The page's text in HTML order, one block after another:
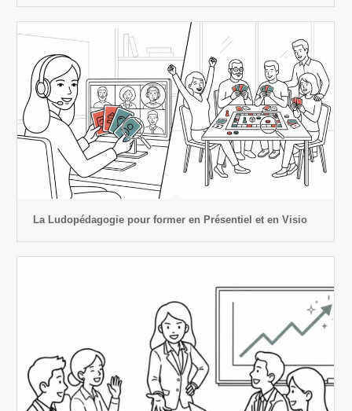
La Ludopédagogie pour former en Présentiel et en Visio